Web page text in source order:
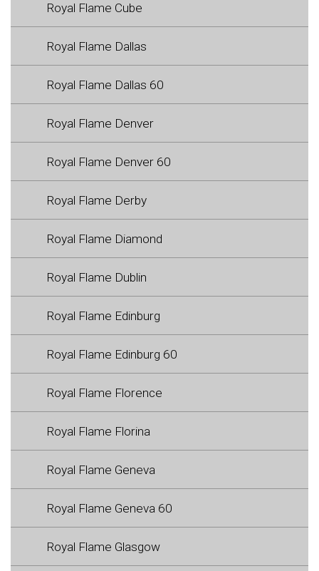
Royal Flame Cube
Royal Flame Dallas
Royal Flame Dallas 60
Royal Flame Denver
Royal Flame Denver 60
Royal Flame Derby
Royal Flame Diamond
Royal Flame Dublin
Royal Flame Edinburg
Royal Flame Edinburg 60
Royal Flame Florence
Royal Flame Florina
Royal Flame Geneva
Royal Flame Geneva 60
Royal Flame Glasgow